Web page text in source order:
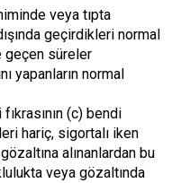
veya tıpta
geçirdikleri normal
geçen süreler
yapanların normal
(c) bendi
hariç, sigortalı iken
alınanlardan bu
veya gözaltında